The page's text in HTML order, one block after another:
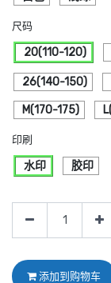
尺码
20(110-120)
26(140-150)
M(170-175)
印刷
水印 胶印
添加到购物车